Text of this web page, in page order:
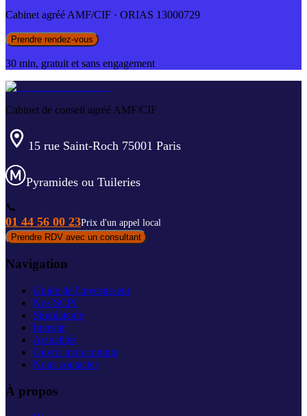
Cabinet agréé AMF/CIF · ORIAS 13000729
Prendre rendez-vous
30 min, gratuit et sans engagement
Cabinet de conseil agréé AMF/CIF
15 rue Saint-Roch 75001 Paris
Pyramides ou Tuileries
📞
01 44 56 00 23Prix d'un appel local
Prendre RDV avec un consultant
Navigation
Guide de l'investisseur
Nos SCPI
Simulateurs
Investir
Actualités
Ouvrir mon compte
Nous contacter
À propos